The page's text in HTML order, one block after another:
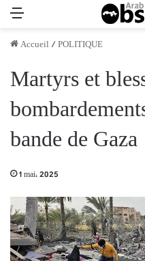
Accueil /POLITIQUE
Martyrs et
bande de Gaza
1 mai، 2025